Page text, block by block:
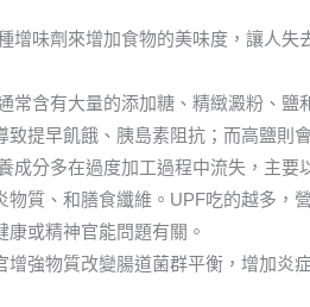
增味劑來增加食物的美味度，讓人
常含有大量的添加糖、精緻澱粉、
提早飢餓、胰島素阻抗；而高鹽則
成分多在過度加工過程中流失，主
質、和膳食纖維。UPF吃的越多，
或精神官能問題有關。
增強物質改變腸道菌群平衡，增加炎